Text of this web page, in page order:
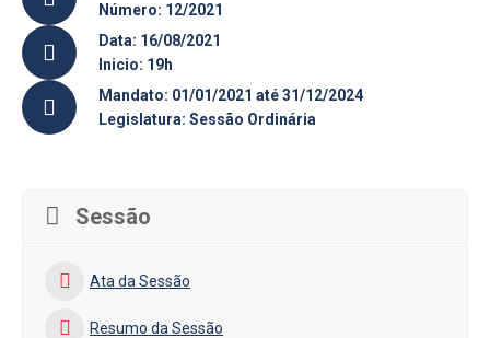
Número: 12/2021
Data: 16/08/2021
Inicio: 19h
Mandato: 01/01/2021 até 31/12/2024
Legislatura: Sessão Ordinária
Sessão
Ata da Sessão
Resumo da Sessão